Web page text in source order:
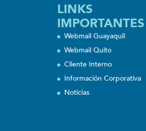
LINKS
IMPORTANTES
Webmail Guayaquil
Webmail Quito
Cliente Interno
Información Corporativa
Noticias